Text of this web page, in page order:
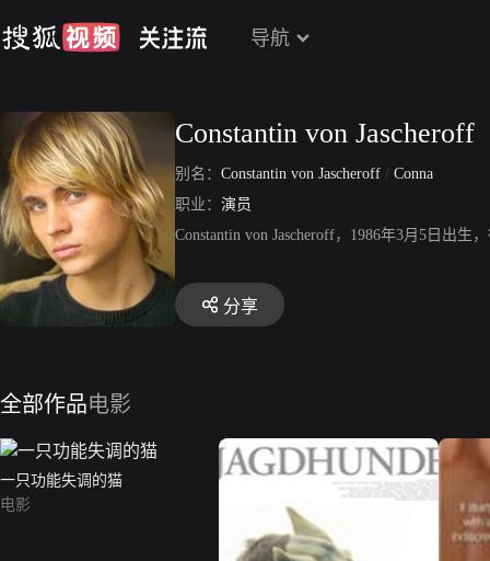
导航
Constantin von Jascheroff
别名： Constantin von Jascheroff / Conna
职业： 演员
Constantin von Jascheroff，1986年3月5日出
分享
全部作品电影
一只功能失调的猫
电影